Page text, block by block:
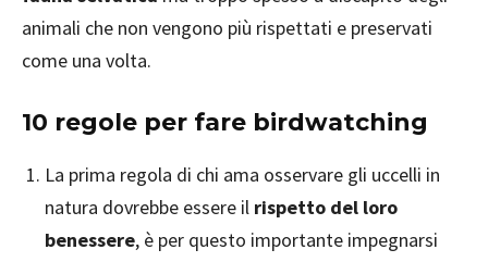
animali che non vengono più rispettati e preservati
come una volta.
10 regole per fare birdwatching
La prima regola di chi ama osservare gli uccelli in
natura dovrebbe essere il rispetto del loro
benessere, è per questo importante impegnarsi